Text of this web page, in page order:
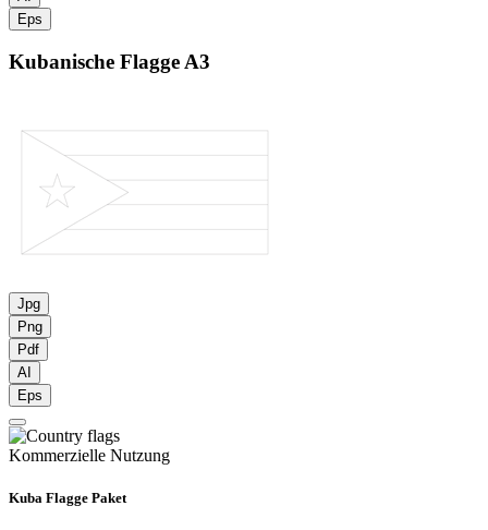
Eps
Kubanische FlaggeA3
Jpg
Png
Pdf
AI
Eps
Kommerzielle Nutzung
Kuba Flagge Paket